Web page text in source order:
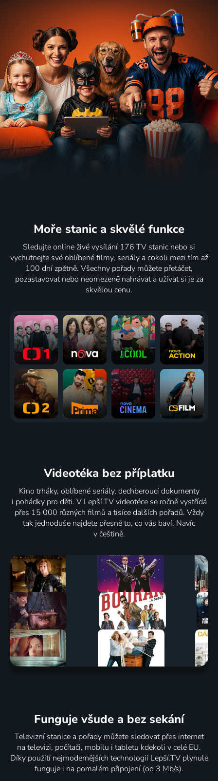
Moře stanic a skvělé funkce
Sledujte online živé vysílání 176 TV stanic nebo si
vychutnejte své oblíbené filmy, seriály a cokoli mezi tím až
100 dní zpětně. Všechny pořady můžete přetáčet,
pozastavovat nebo neomezeně nahrávat a užívat si je za
skvělou cenu.
Videotéka bez příplatku
Kino trháky, oblíbené seriály, dechberoucí dokumenty
i pohádky pro děti. V Lepší.TV videotéce se ročně vystřídá
přes 15 000 různých filmů a tisíce dalších pořadů. Vždy
tak jednoduše najdete přesně to, co vás baví. Navíc
v češtině.
Funguje všude a bez sekání
Televizní stanice a pořady můžete sledovat přes internet
na televizi, počítači, mobilu i tabletu kdekoli v celé EU.
Díky použití nejmodernějších technologií Lepší.TV plynule
funguje i na pomalém připojení (od 3 Mb/s).